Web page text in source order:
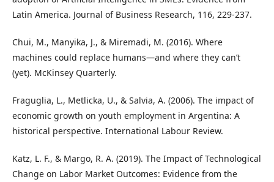
Latin America. Journal of Business Research, 116, 229-237.
Chui, M., Manyika, J., & Miremadi, M. (2016). Where
machines could replace humans—and where they can’t
(yet). McKinsey Quarterly.
Fraguglia, L., Metlicka, U., & Salvia, A. (2006). The impact of
economic growth on youth employment in Argentina: A
historical perspective. International Labour Review.
Katz, L. F., & Margo, R. A. (2019). The Impact of Technological
Change on Labor Market Outcomes: Evidence from the